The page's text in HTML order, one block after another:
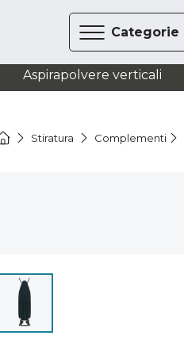
Categorie
Aspirapolvere verticali
Stiratura Complementi